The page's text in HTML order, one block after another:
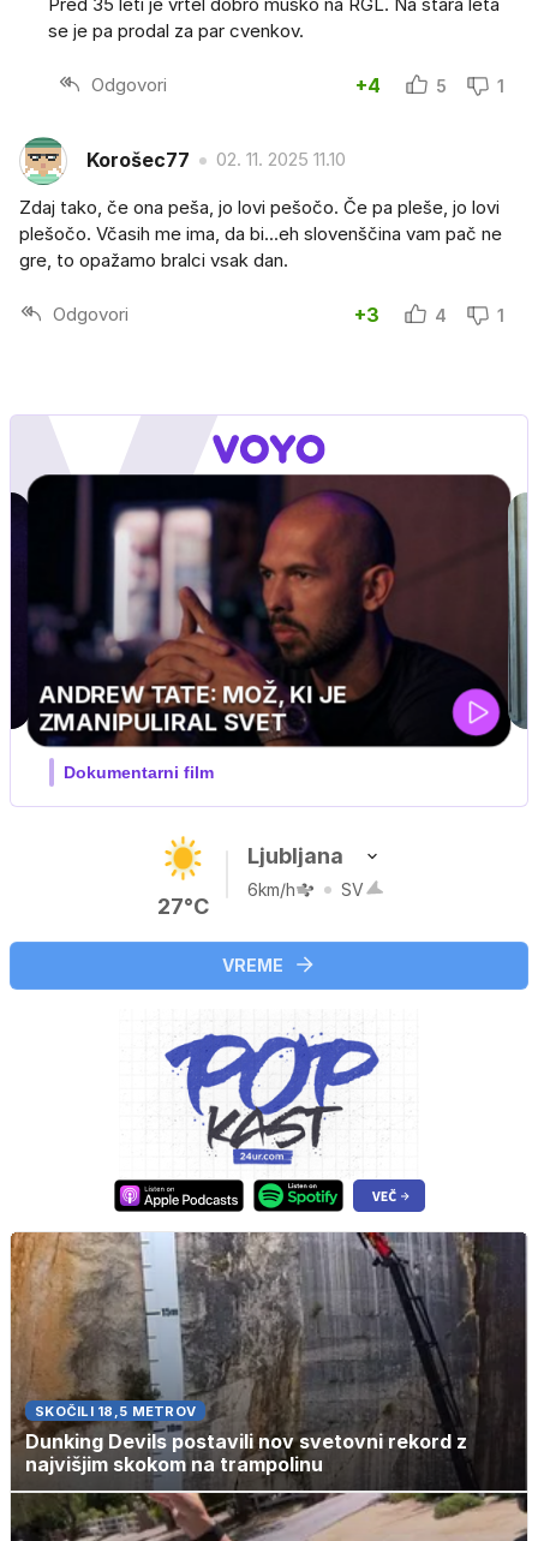
se je pa prodal za par cvenkov.
Odgovori +4 5 1
Korošec77 02. 11. 2025 11.10
Zdaj tako, če ona peša, jo lovi pešočo. Če pa pleše, jo lovi
plešočo. Včasih me ima, da bi...eh slovenščina vam pač ne
gre, to opažamo bralci vsak dan.
Odgovori +3 4 1
MOJ PRIJATELJ PINGVIN
Film meseca / družinski, pustolovski
27°C
Ljubljana
6km/h SV
VREME
SKOČILI 18,5 METROV
Dunking Devils postavili nov svetovni rekord z
najvišjim skokom na trampolinu